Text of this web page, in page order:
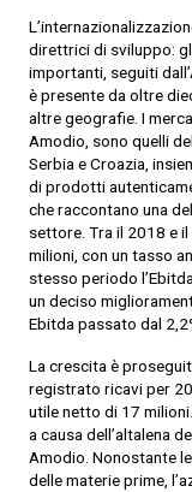
direttrici di sviluppo:
importanti, seguiti
è presente da oltre
altre geografie. I
Amodio, sono quelli
Serbia e Croazia,
di prodotti
che raccontano una
settore. Tra il 2018 e
milioni, con un tasso
stesso periodo
un deciso
Ebitda passato dal
La crescita è
registrato ricavi per
utile netto di 17
a causa dell’altalena
Amodio. Nonostante
delle materie prime,